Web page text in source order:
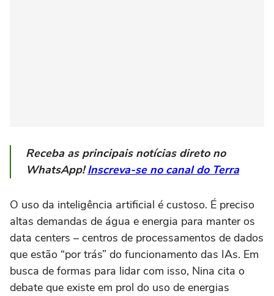
Receba as principais notícias direto no
WhatsApp!Inscreva-se no canal do Terra
O uso da inteligência artificial é custoso. É preciso
altas demandas de água e energia para manter os
data centers – centros de processamentos de dados
que estão “por trás” do funcionamento das IAs. Em
busca de formas para lidar com isso, Nina cita o
debate que existe em prol do uso de energias